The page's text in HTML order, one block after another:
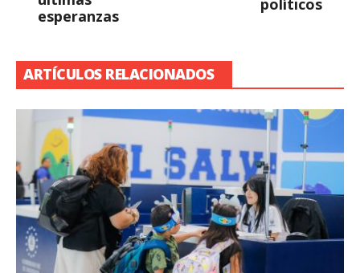
esperanzas
políticos
ARTÍCULOS RELACIONADOS